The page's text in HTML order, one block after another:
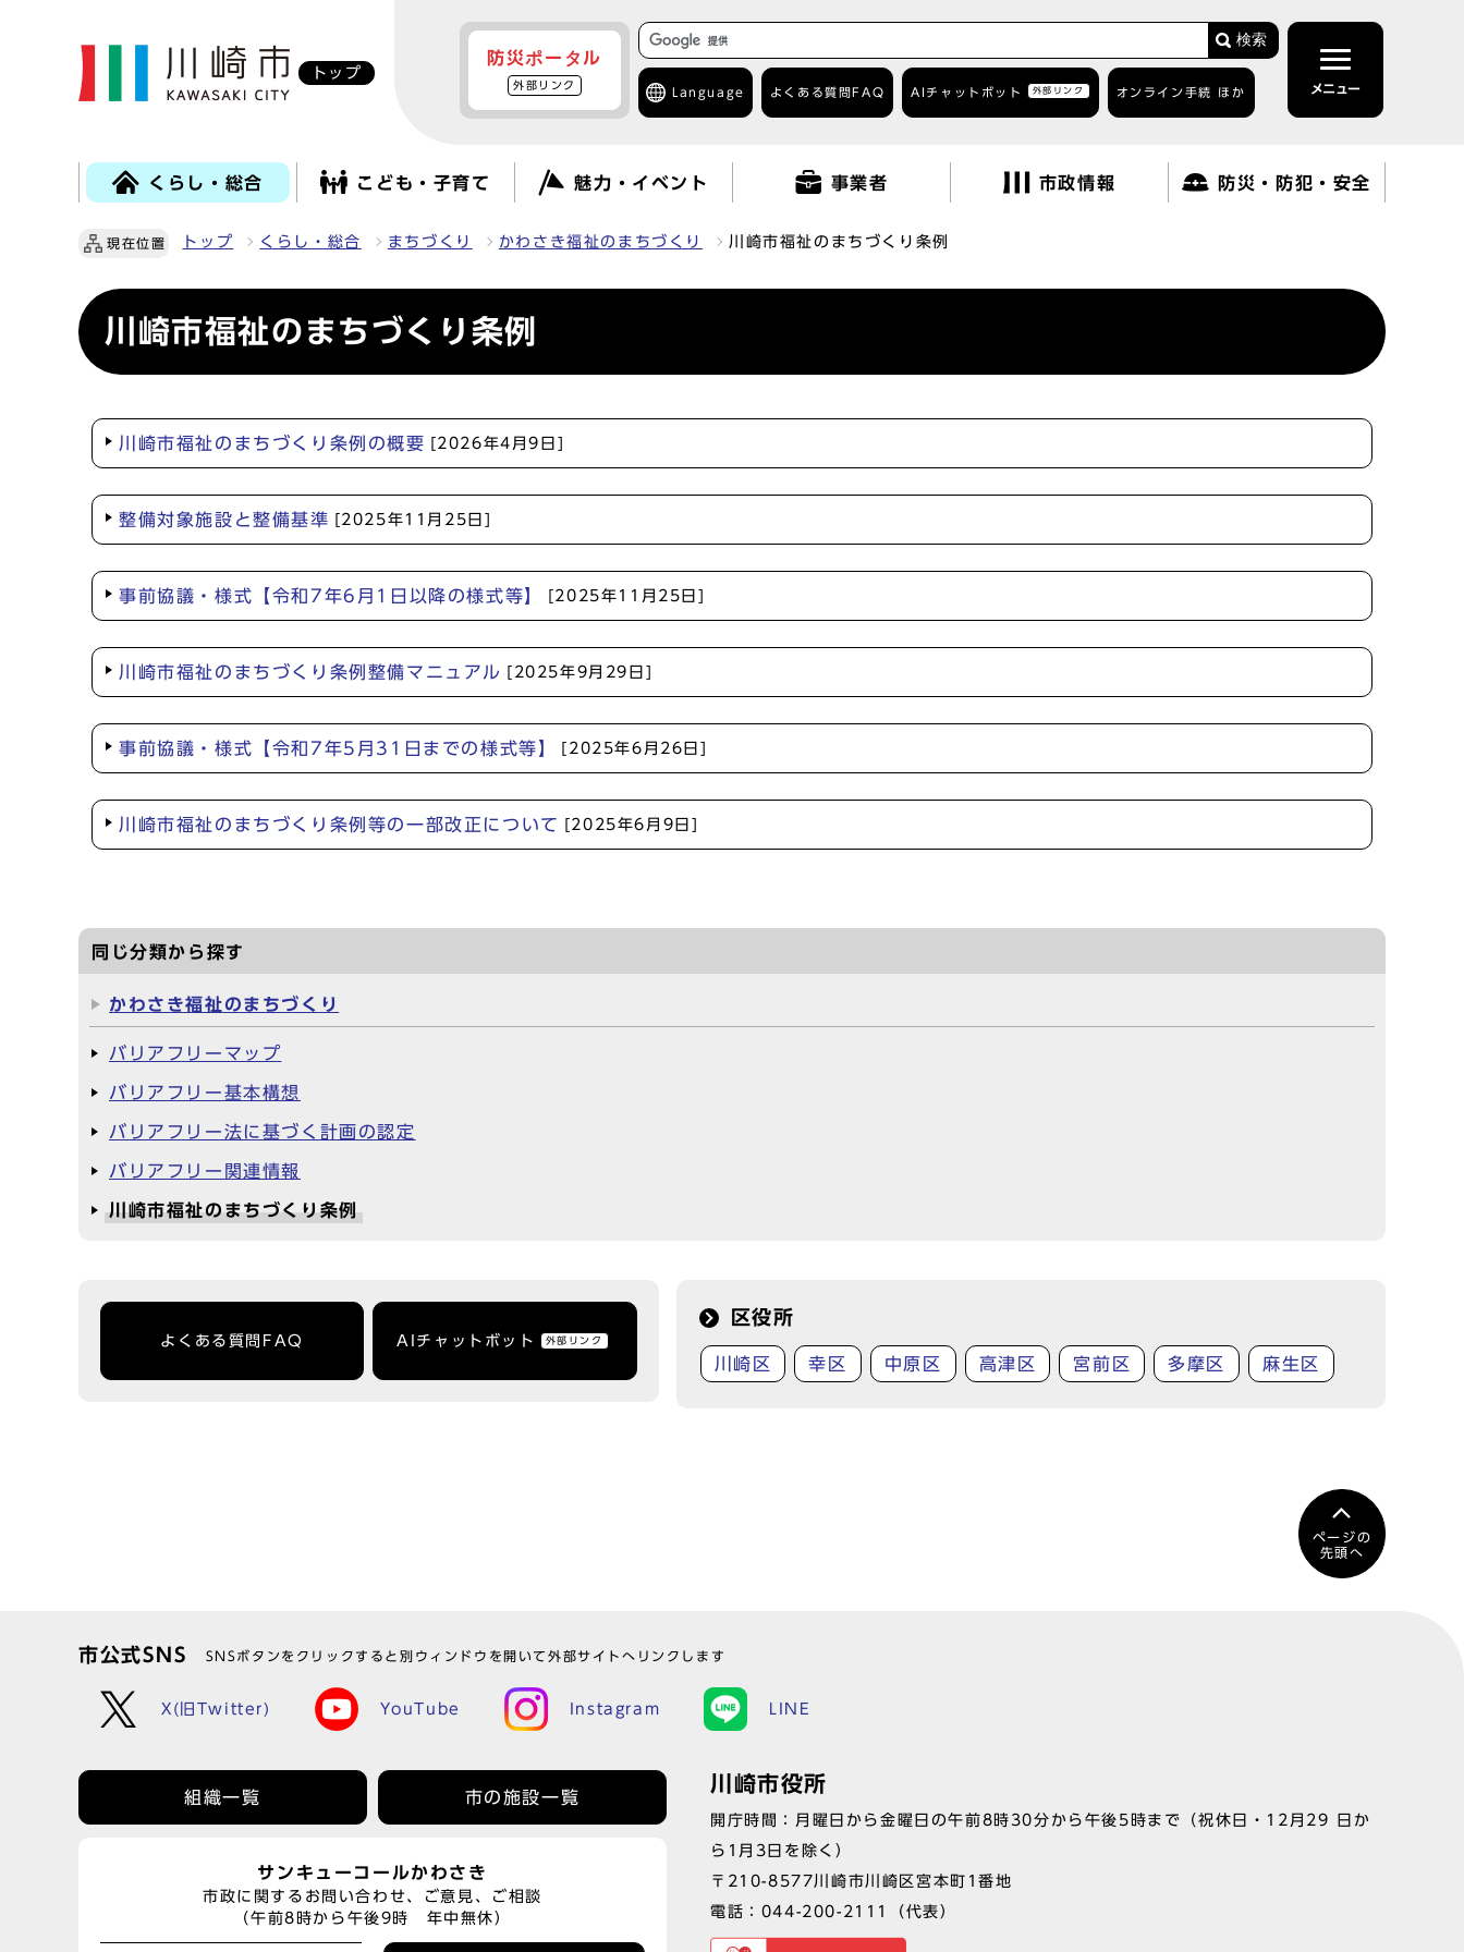
トップ
防災ポータル
外部リンク
検索
Language よくある質問 FAQ AIチャットボット 外部リンク オンライン手続 ほか メニュー
くらし・総合 こども・子育て 魅力・イベント 事業者 市政情報 防災・防犯・安全
現在位置 トップ くらし・総合 まちづくり かわさき福祉のまちづくり 川崎市福祉のまちづくり条例
川崎市福祉のまちづくり条例
川崎市福祉のまちづくり条例の概要 [2026年4月9日]
整備対象施設と整備基準 [2025年11月25日]
事前協議・様式【令和7年6月1日以降の様式等】 [2025年11月25日]
川崎市福祉のまちづくり条例整備マニュアル [2025年9月29日]
事前協議・様式【令和7年5月31日までの様式等】 [2025年6月26日]
川崎市福祉のまちづくり条例等の一部改正について [2025年6月9日]
同じ分類から探す
かわさき福祉のまちづくり
バリアフリーマップ
バリアフリー基本構想
バリアフリー法に基づく計画の認定
バリアフリー関連情報
川崎市福祉のまちづくり条例
よくある質問FAQ AIチャットボット 外部リンク
区役所
川崎区 幸区 中原区 高津区 宮前区 多摩区 麻生区
ページの
先頭へ
市公式SNS SNSボタンをクリックすると別ウィンドウを開いて外部サイトへリンクします
X(旧Twitter) YouTube Instagram LINE
組織一覧 市の施設一覧
サンキューコールかわさき
市政に関するお問い合わせ、ご意見、ご相談
（午前8時から午後9時 年中無休）
川崎市役所
開庁時間：月曜日から金曜日の午前8時30分から午後5時まで（祝休日・12月29 日か
ら1月3日を除く）
〒210-8577川崎市川崎区宮本町1番地
電話： 044-200-2111 （代表）